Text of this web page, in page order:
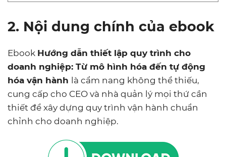
2. Nội dung chính của ebook
Ebook Hướng dẫn thiết lập quy trình cho
doanh nghiệp: Từ mô hình hóa đến tự động
hóa vận hành là cẩm nang không thể thiếu,
cung cấp cho CEO và nhà quản lý mọi thứ cần
thiết để xây dựng quy trình vận hành chuẩn
chỉnh cho doanh nghiệp.